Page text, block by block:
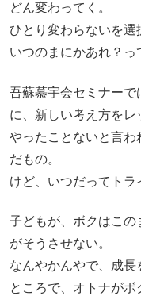
どん変わってく。
ひとり変わらないを選
いつのまにかあれ？っ
吾蘇慕宇会セミナーで
に、新しい考え方をレ
やったことないと言わ
だもの。
けど、いつだってトラ
子どもが、ボクはこの
がそうさせない。
なんやかんやで、成長
ところで、オトナが